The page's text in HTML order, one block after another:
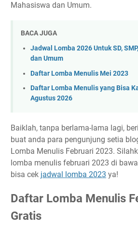
Lomba Essay Nasional 2023
LKTI Mahasiswa Nasional 2023
Lomba Esai Nasional LIBERTHI II
National Paper Competition 2023
Jaya Yogyakarta
Lomba Karya Tulis Ilmiah (LKTI)
Mahasiswa dan Umum.
BACA JUGA
Jadwal Lomba 2026 Untuk SD,
dan Umum
Daftar Lomba Menulis Mei 2023
Daftar Lomba Menulis yang Bisa
Agustus 2026
Baiklah, tanpa berlama-lama lagi,
buat anda para pengunjung setia
Lomba Menulis Februari 2023.
lomba menulis februari 2023 di
bisa cek jadwal lomba 2023 ya!
Daftar Lomba Menulis
Gratis